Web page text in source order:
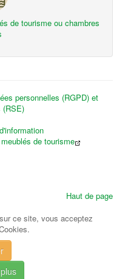
de tourisme ou chambres
personnelles (RGPD) et
(RSE)
de tourisme
Haut de page
ce site, vous acceptez